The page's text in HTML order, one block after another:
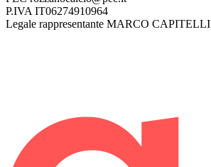
P.IVA IT06274910964
Legale rappresentante MARCO CAPITELLI